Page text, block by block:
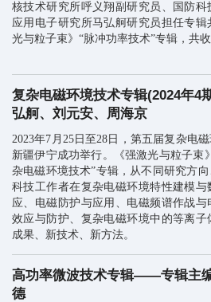
核技术研究所呼义翔副研究员、国防
应用电子研究所马弘舸研究员担任专
光与粒子束》“脉冲功率技术”专辑，共
复杂电磁环境技术专辑(2024年
弘舸、刘元安、周海京
2023年7月25日至28日，第五届复杂电
新疆伊宁成功举行。
《强激光与粒子束
杂电磁环境技术”专辑， 从不同研究方
科技工作者在复杂电磁环境特性建模
应、电磁防护与应用、电磁频谱作战
效应与防护、复杂电磁环境中的等离
成果、新技术、新方法。
高功率微波技术专辑——专辑主
德